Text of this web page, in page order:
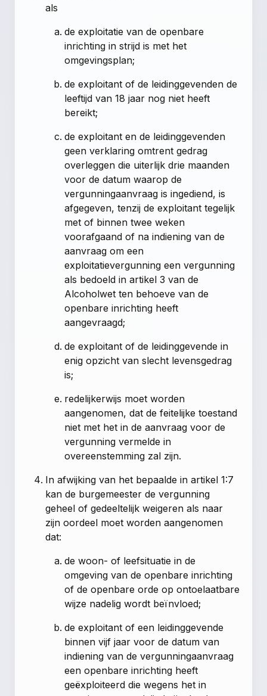
als
de exploitatie van de openbare
inrichting in strijd is met het
omgevingsplan;
de exploitant of de leidinggevenden de
leeftijd van 18 jaar nog niet heeft
bereikt;
de exploitant en de leidinggevenden
geen verklaring omtrent gedrag
overleggen die uiterlijk drie maanden
voor de datum waarop de
vergunningaanvraag is ingediend, is
afgegeven, tenzij de exploitant tegelijk
met of binnen twee weken
voorafgaand of na indiening van de
aanvraag om een
exploitatievergunning een vergunning
als bedoeld in artikel 3 van de
Alcoholwet ten behoeve van de
openbare inrichting heeft
aangevraagd;
de exploitant of de leidinggevende in
enig opzicht van slecht levensgedrag
is;
redelijkerwijs moet worden
aangenomen, dat de feitelijke toestand
niet met het in de aanvraag voor de
vergunning vermelde in
overeenstemming zal zijn.
In afwijking van het bepaalde in artikel 1:7
kan de burgemeester de vergunning
geheel of gedeeltelijk weigeren als naar
zijn oordeel moet worden aangenomen
dat:
de woon- of leefsituatie in de
omgeving van de openbare inrichting
of de openbare orde op ontoelaatbare
wijze nadelig wordt beïnvloed;
de exploitant of een leidinggevende
binnen vijf jaar voor de datum van
indiening van de vergunningaanvraag
een openbare inrichting heeft
geëxploiteerd die wegens het in